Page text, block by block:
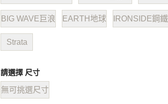
BIG WAVE巨浪 EARTH地球 IRONSIDE鋼
Strata
請選擇 尺寸
無可挑選尺寸